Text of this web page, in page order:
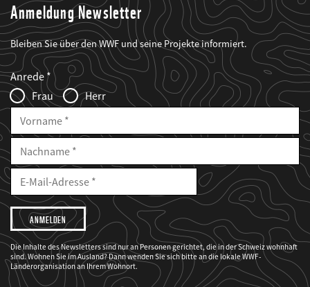
Anmeldung Newsletter
Bleiben Sie über den WWF und seine Projekte informiert.
Web2Case
Infofelder
Fieldset
anrede_name
Anrede
Frau
Herr
Vorname
Nachname
E-
Mailadresse
E-
Adresse
Ich
möchte,
dass
der
WWF
mich
über
seine
Projekte
informiert.
Die Inhalte des Newsletters sind nur an Personen gerichtet, die in der Schweiz wohnhaft
sind. Wohnen Sie im Ausland? Dann wenden Sie sich bitte an die lokale WWF-
Länderorganisation an Ihrem Wohnort.